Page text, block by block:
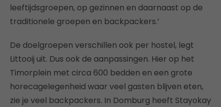
leeftijdsgroepen, op gezinnen en daarnaast op de
traditionele groepen en backpackers.’
De doelgroepen verschillen ook per hostel, legt
Littooij uit. Dus ook de aanpassingen. Hier op het
Timorplein met circa 600 bedden en een grote
horecagelegenheid waar veel gasten blijven eten,
zie je veel backpackers. In Domburg heeft Stayokay